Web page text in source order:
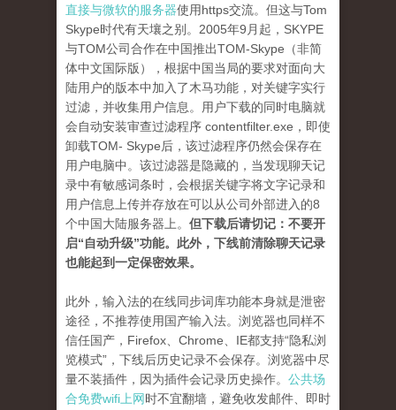
直接与微软的服务器使用https交流。但这与Tom
Skype时代有天壤之别。2005年9月起，SKYPE
与TOM公司合作在中国推出TOM-Skype（非简
体中文国际版），根据中国当局的要求对面向大
陆用户的版本中加入了木马功能，对关键字实行
过滤，并收集用户信息。用户下载的同时电脑就
会自动安装审查过滤程序 contentfilter.exe，即使
卸载TOM- Skype后，该过滤程序仍然会保存在
用户电脑中。该过滤器是隐藏的，当发现聊天记
录中有敏感词条时，会根据关键字将文字记录和
用户信息上传并存放在可以从公司外部进入的8
个中国大陆服务器上。 但下载后请切记：不要开
启“自动升级”功能。此外，下线前清除聊天记录
也能起到一定保密效果。
此外，输入法的在线同步词库功能本身就是泄密
途径，不推荐使用国产输入法。浏览器也同样不
信任国产，Firefox、Chrome、IE都支持“隐私浏
览模式”，下线后历史记录不会保存。浏览器中尽
量不装插件，因为插件会记录历史操作。 公共场
合免费wifi上网时不宜翻墙，避免收发邮件、即时